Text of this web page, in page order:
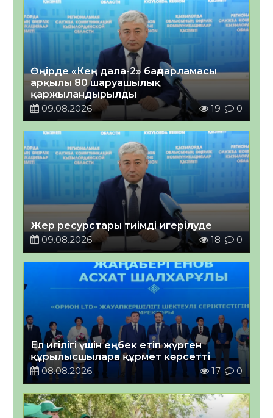
Өңірде «Кең дала-2» бағдарламасы
арқылы 80 шаруашылық
қаржыландырылды
09.08.2026
19 0
Жер ресурстары тиімді игерілуде
09.08.2026
18 0
Ел игілігі үшін еңбек етіп жүрген
құрылысшыларға құрмет көрсетті
08.08.2026
17 0